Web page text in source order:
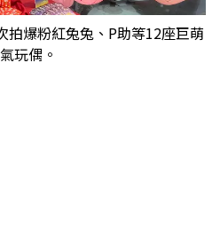
爆粉紅兔兔、P助等12座巨萌
玩偶。